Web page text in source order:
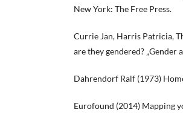
New York: The Free Press.
Currie Jan, Harris Patricia,
are they gendered? „Gender
Dahrendorf Ralf (1973)
Eurofound (2014) Mapping